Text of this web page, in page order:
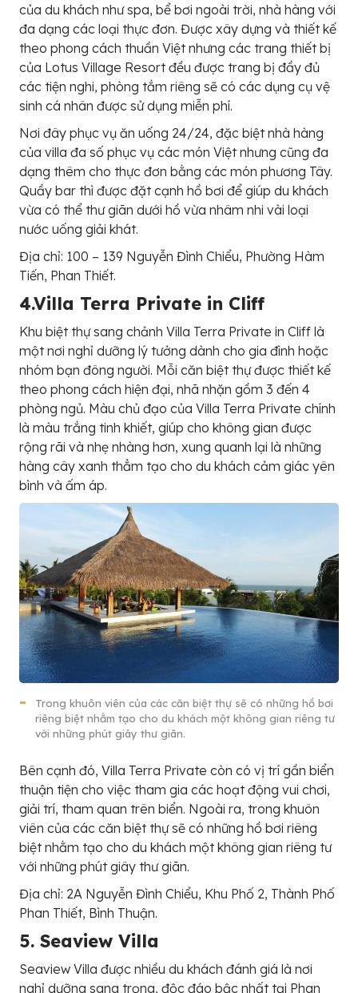
của du khách như spa, bể bơi ngoài trời, nhà hàng với
đa dạng các loại thực đơn. Được xây dựng và thiết kế
theo phong cách thuần Việt nhưng các trang thiết bị
của Lotus Village Resort đều được trang bị đầy đủ
các tiện nghi, phòng tắm riêng sẽ có các dụng cụ vệ
sinh cá nhân được sử dụng miễn phí.
Nơi đây phục vụ ăn uống 24/24, đặc biệt nhà hàng
của villa đa số phục vụ các món Việt nhưng cũng đa
dạng thêm cho thực đơn bằng các món phương Tây.
Quầy bar thì được đặt cạnh hồ bơi để giúp du khách
vừa có thể thư giãn dưới hồ vừa nhâm nhi vài loại
nước uống giải khát.
Địa chỉ: 100 – 139 Nguyễn Đình Chiểu, Phường Hàm
Tiến, Phan Thiết.
4.Villa Terra Private in Cliff
Khu biệt thự sang chảnh Villa Terra Private in Cliff là
một nơi nghỉ dưỡng lý tưởng dành cho gia đình hoặc
nhóm bạn đông người. Mỗi căn biệt thự được thiết kế
theo phong cách hiện đại, nhã nhặn gồm 3 đến 4
phòng ngủ. Màu chủ đạo của Villa Terra Private chính
là màu trắng tinh khiết, giúp cho không gian được
rộng rãi và nhẹ nhàng hơn, xung quanh lại là những
hàng cây xanh thẳm tạo cho du khách cảm giác yên
bình và ấm áp.
Trong khuôn viên của các căn biệt thự sẽ có những hồ bơi
riêng biệt nhằm tạo cho du khách một không gian riêng tư
với những phút giây thư giãn.
Bên cạnh đó, Villa Terra Private còn có vị trí gần biển
thuận tiện cho việc tham gia các hoạt động vui chơi,
giải trí, tham quan trên biển. Ngoài ra, trong khuôn
viên của các căn biệt thự sẽ có những hồ bơi riêng
biệt nhằm tạo cho du khách một không gian riêng tư
với những phút giây thư giãn.
Địa chỉ: 2A Nguyễn Đình Chiểu, Khu Phố 2, Thành Phố
Phan Thiết, Bình Thuận.
5. Seaview Villa
Seaview Villa được nhiều du khách đánh giá là nơi
nghỉ dưỡng sang trọng, độc đáo bậc nhất tại Phan